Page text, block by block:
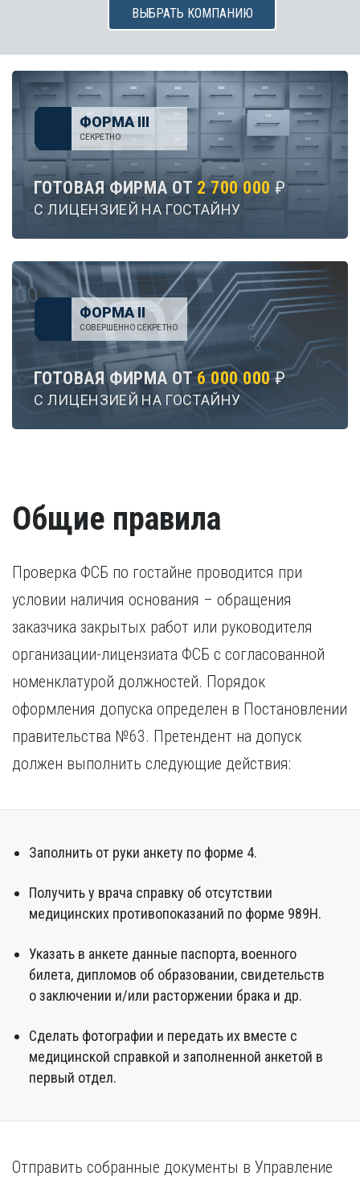
ВЫБРАТЬ КОМПАНИЮ
ФОРМА III
СЕКРЕТНО
ГОТОВАЯ ФИРМА ОТ 2 700 000 ₽
С ЛИЦЕНЗИЕЙ НА ГОСТАЙНУ
ФОРМА II
СОВЕРШЕННО СЕКРЕТНО
ГОТОВАЯ ФИРМА ОТ6 000 000 ₽
С ЛИЦЕНЗИЕЙ НА ГОСТАЙНУ
Общие правила
Проверка ФСБ по гостайне проводится при
условии наличия основания – обращения
заказчика закрытых работ или руководителя
организации-лицензиата ФСБ с согласованной
номенклатурой должностей. Порядок
оформления допуска определен в Постановлении
правительства №63. Претендент на допуск
должен выполнить следующие действия:
Заполнить от руки анкету по форме 4.
Получить у врача справку об отсутствии
медицинских противопоказаний по форме 989Н.
Указать в анкете данные паспорта, военного
билета, дипломов об образовании, свидетельств
о заключении и/или расторжении брака и др.
Сделать фотографии и передать их вместе с
медицинской справкой и заполненной анкетой в
первый отдел.
Отправить собранные документы в Управление